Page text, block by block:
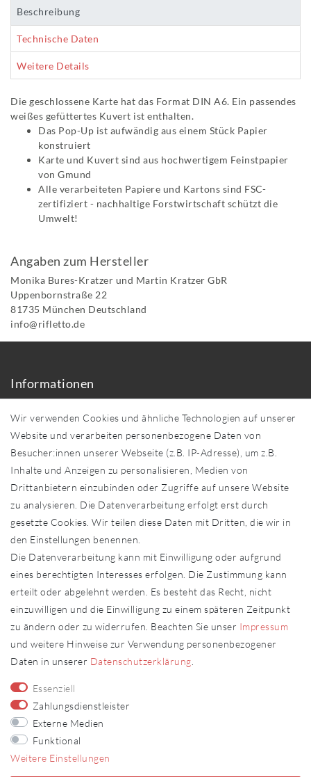
Beschreibung
Technische Daten
Weitere Details
Die geschlossene Karte hat das Format DIN A6. Ein passendes
weißes gefüttertes Kuvert ist enthalten.
Das Pop-Up ist aufwändig aus einem Stück Papier
konstruiert
Karte und Kuvert sind aus hochwertigem Feinstpapier
von Gmund
Alle verarbeiteten Papiere und Kartons sind FSC-
zertifiziert - nachhaltige Forstwirtschaft schützt die
Umwelt!
Angaben zum Hersteller
Monika Bures-Kratzer und Martin Kratzer GbR
Uppenbornstraße 22
81735 München Deutschland
info@rifletto.de
Informationen
Händler in Ihrer Nähe
Sonderanfertigungen
Zahlung und Versand
Shop-Service
Widerrufs­recht
Widerrufs­formular
Impressum
Daten­schutz­erklärung
AGB
Kontakt
Vertrag widerrufen Kontakt
Fachhändler
Fachhändler werden
FOLLOW US
Wir verwenden Cookies und ähnliche Technologien auf unserer
Website und verarbeiten personenbezogene Daten von
Besucher:innen unserer Webseite (z.B. IP-Adresse), um z.B.
Inhalte und Anzeigen zu personalisieren, Medien von
Drittanbietern einzubinden oder Zugriffe auf unsere Website
zu analysieren. Die Datenverarbeitung erfolgt erst durch
gesetzte Cookies. Wir teilen diese Daten mit Dritten, die wir in
den Einstellungen benennen.
Die Datenverarbeitung kann mit Einwilligung oder aufgrund
eines berechtigten Interesses erfolgen. Die Zustimmung kann
erteilt oder abgelehnt werden. Es besteht das Recht, nicht
einzuwilligen und die Einwilligung zu einem späteren Zeitpunkt
zu ändern oder zu widerrufen. Beachten Sie unser Impressum
und weitere Hinweise zur Verwendung personenbezogener
Daten in unserer Daten­schutz­erklärung
Essenziell
Zahlungsdienstleister
Externe Medien
Funktional
Weitere Einstellungen